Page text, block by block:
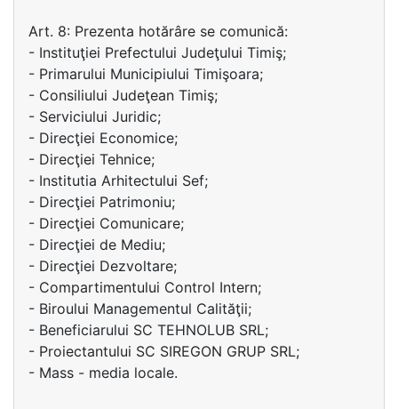
Art. 8: Prezenta hotărâre se comunică:
- Instituţiei Prefectului Judeţului Timiş;
- Primarului Municipiului Timişoara;
- Consiliului Judeţean Timiş;
- Serviciului Juridic;
- Direcţiei Economice;
- Direcţiei Tehnice;
- Institutia Arhitectului Sef;
- Direcţiei Patrimoniu;
- Direcţiei Comunicare;
- Direcţiei de Mediu;
- Direcţiei Dezvoltare;
- Compartimentului Control Intern;
- Biroului Managementul Calităţii;
- Beneficiarului SC TEHNOLUB SRL;
- Proiectantului SC SIREGON GRUP SRL;
- Mass - media locale.